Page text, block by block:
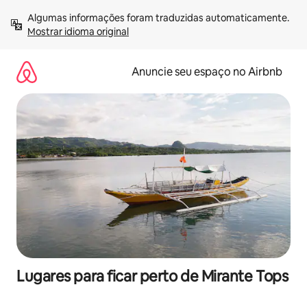
para
Mostrar idioma original
Anuncie seu espaço no Airbnb
Lugares para ficar perto de Mirante Tops